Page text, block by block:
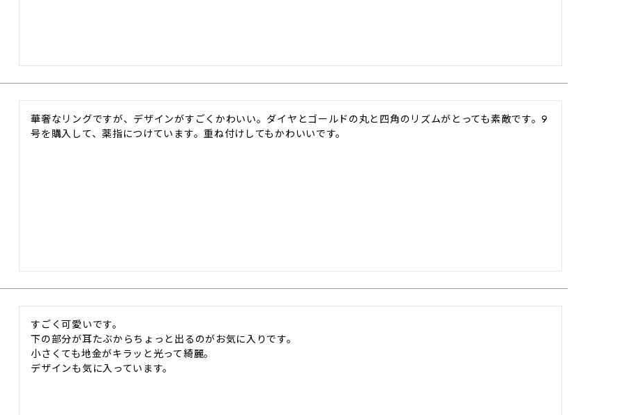
華奢なリングですが、デザインがすごくかわいい。ダイヤとゴールドの丸と四角のリズムがとっても素敵です。9
号を購入して、薬指につけています。重ね付けしてもかわいいです。
すごく可愛いです。
下の部分が耳たぶからちょっと出るのがお気に入りです。
小さくても地金がキラッと光って綺麗。
デザインも気に入っています。